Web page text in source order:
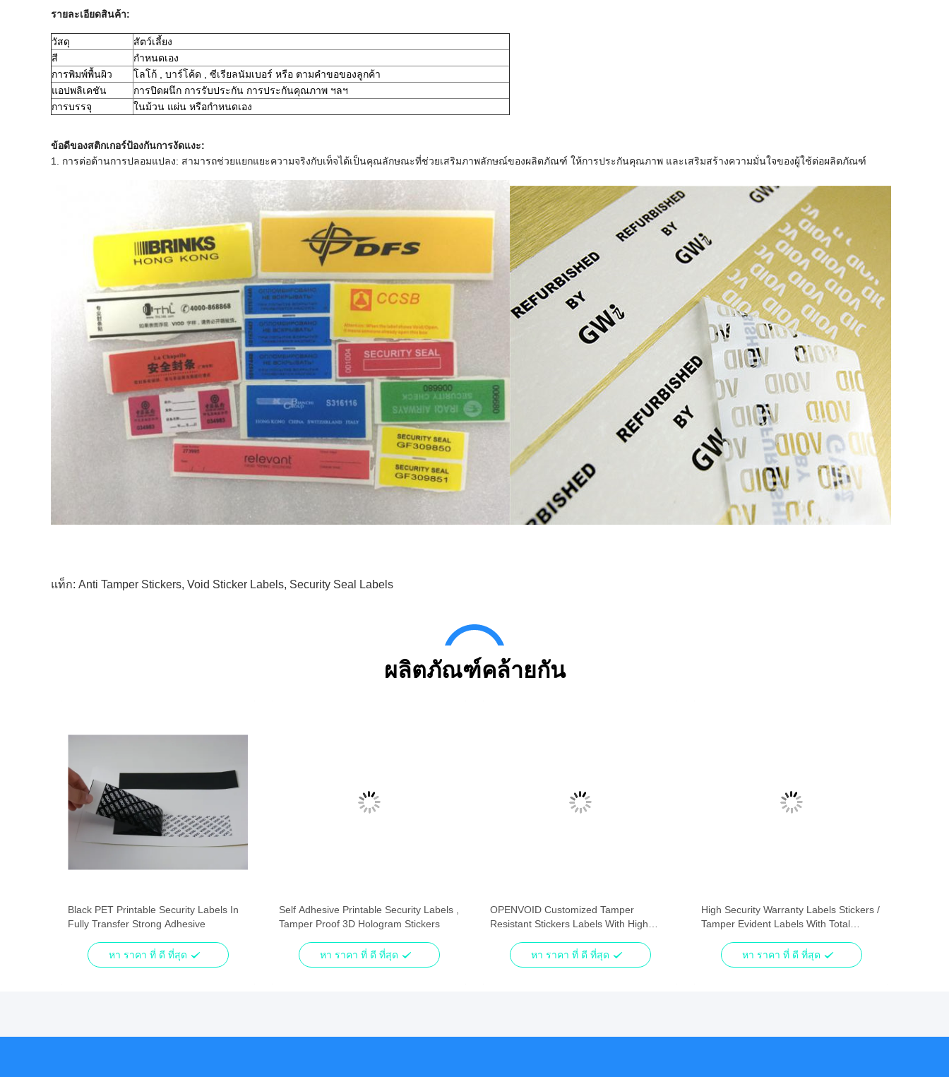
รายละเอียดสินค้า:
วัสดุ
สัตว์เลี้ยง
สี
กำหนดเอง
การพิมพ์พื้นผิว
โลโก้ , บาร์โค้ด , ซีเรียลนัมเบอร์ หรือ ตามคำขอของลูกค้า
แอปพลิเคชัน
การปิดผนึก การรับประกัน การประกันคุณภาพ ฯลฯ
การบรรจุ
ในม้วน แผ่น หรือกำหนดเอง
ข้อดีของสติกเกอร์ป้องกันการงัดแงะ:
1. การต่อต้านการปลอมแปลง: สามารถช่วยแยกแยะความจริงกับเท็จได้เป็นคุณลักษณะที่ช่วยเสริมภาพลักษณ์ของผลิตภัณฑ์ ให้การประกันคุณภาพ และเสริมสร้างความมั่นใจของผู้ใช้ต่อผลิตภัณฑ์
แท็ก: Anti Tamper Stickers, Void Sticker Labels, Security Seal Labels
ผลิตภัณฑ์คล้ายกัน
Black PET Printable Security Labels In
Fully Transfer Strong Adhesive
หา ราคา ที่ ดี ที่สุด
Self Adhesive Printable Security Labels ,
Tamper Proof 3D Hologram Stickers
หา ราคา ที่ ดี ที่สุด
OPENVOID Customized Tamper
Resistant Stickers Labels With High
หา ราคา ที่ ดี ที่สุด
High Security Warranty Labels Stickers /
Tamper Evident Labels With Total
หา ราคา ที่ ดี ที่สุด